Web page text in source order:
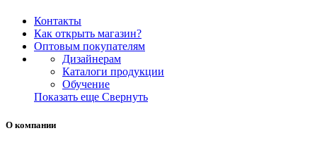
Контакты
Как открыть магазин?
Оптовым покупателям
Дизайнерам
Каталоги продукции
Обучение
Показать еще Свернуть
О компании